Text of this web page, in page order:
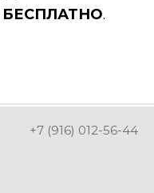
БЕСПЛАТНО.
+7 (916) 012-56-44